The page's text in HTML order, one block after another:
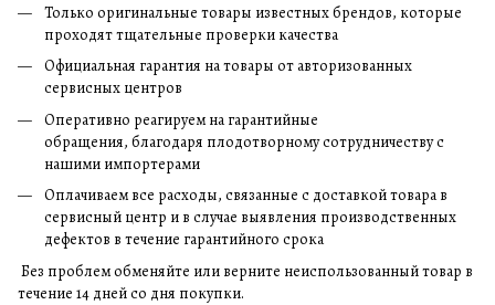
Только оригинальные товары известных брендов, которые
проходят тщательные проверки качества
Официальная гарантия на товары от авторизованных
сервисных центров
Оперативно реагируем на гарантийные
обращения, благодаря плодотворному сотрудничеству с
нашими импортерами
Оплачиваем все расходы, связанные с доставкой товара в
сервисный центр и в случае выявления производственных
дефектов в течение гарантийного срока
Без проблем обменяйте или верните неиспользованный товар в
течение 14 дней со дня покупки.